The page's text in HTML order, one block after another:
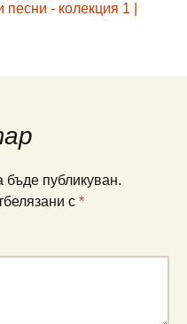
- колекция 1 |
публикуван.
с *